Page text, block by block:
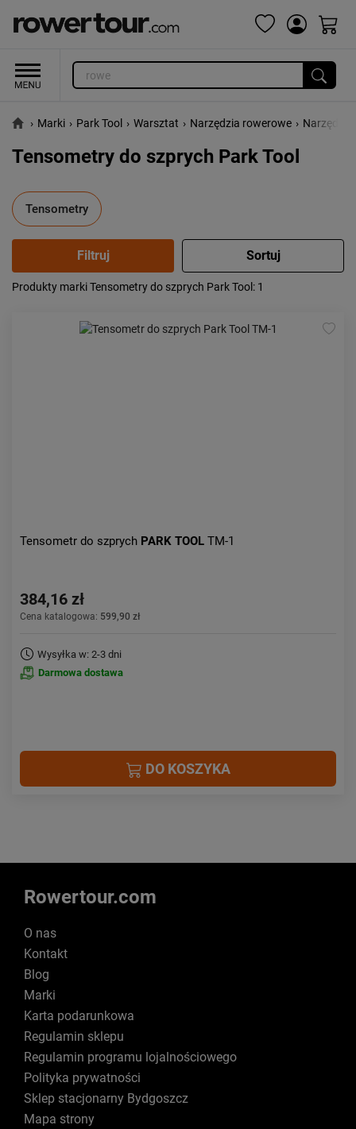
› Marki › Park Tool › Warsztat › Narzędzia rowerowe ›
Tensometry do szprych Park Tool
Tensometry
Popularność:
od najwyższej
Produkty marki Tensometry do szprych Park Tool : 1
Tensometr do szprych PARK TOOL TM-1
384,16 zł
Cena katalogowa: 599,90 zł
Wysyłka w: 2-3 dni
Darmowa dostawa
DO KOSZYKA
Rowertour.com
O nas
Kontakt
Blog
Marki
Karta podarunkowa
Regulamin sklepu
Regulamin programu lojalnościowego
Polityka prywatności
Sklep stacjonarny Bydgoszcz
Mapa strony